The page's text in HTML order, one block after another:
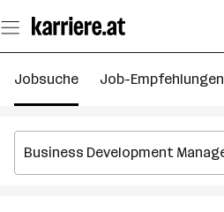
Seiteninhalt
springen
Jobsuche Job-Empfehlungen